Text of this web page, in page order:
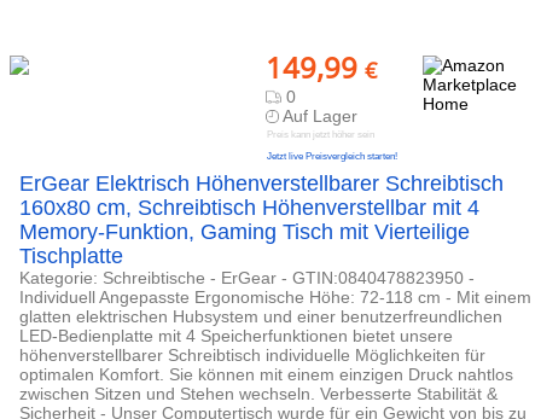
149,99 €
0
Auf Lager
Preis kann jetzt höher sein
Jetzt live Preisvergleich starten!
ErGear Elektrisch Höhenverstellbarer Schreibtisch
160x80 cm, Schreibtisch Höhenverstellbar mit 4
Memory-Funktion, Gaming Tisch mit Vierteilige
Tischplatte
Kategorie: Schreibtische - ErGear - GTIN:0840478823950 -
Individuell Angepasste Ergonomische Höhe: 72-118 cm - Mit einem
glatten elektrischen Hubsystem und einer benutzerfreundlichen
LED-Bedienplatte mit 4 Speicherfunktionen bietet unsere
höhenverstellbarer Schreibtisch individuelle Möglichkeiten für
optimalen Komfort. Sie können mit einem einzigen Druck nahtlos
zwischen Sitzen und Stehen wechseln. Verbesserte Stabilität &
Sicherheit - Unser Computertisch wurde für ein Gewicht von bis zu